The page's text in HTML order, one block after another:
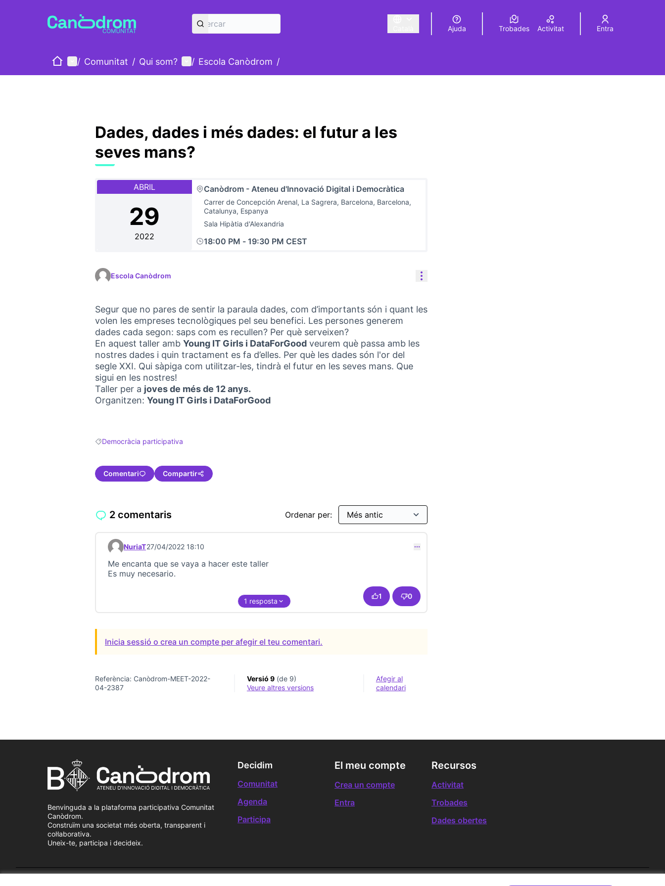
Triar la llengua Elegir el idioma Choose language
Ajuda Trobades Activitat Entra
IniciMenú principal
/ Comunitat / Qui som? Menú d'usuari
/ Escola Canòdrom /
Dades, dades i més dades: el futur a les
seves mans?
ABRIL
29
2022
Canòdrom - Ateneu d'Innovació Digital i Democràtica
Carrer de Concepción Arenal, La Sagrera, Barcelona, Barcelona,
Catalunya, Espanya
Sala Hipàtia d'Alexandria
18:00 PM - 19:30 PM CEST
Escola Canòdrom Controls de recursos
Segur que no pares de sentir la paraula dades, com d’importants són i quant les
volen les empreses tecnològiques pel seu benefici. Les persones generem
dades cada segon: saps com es recullen? Per què serveixen?
En aquest taller amb Young IT Girls i DataForGood veurem què passa amb les
nostres dades i quin tractament es fa d’elles. Per què les dades són l'or del
segle XXI. Qui sàpiga com utilitzar-les, tindrà el futur en les seves mans. Que
sigui en les nostres!
Taller per a joves de més de 12 anys.
Organitzen: Young IT Girls i DataForGood
Resultats en filtrar per: Democràcia participativa
Democràcia participativa
Comentari Compartir
2 comentaris Ordenar per:
Comentari 22920
NuriaT27/04/2022 18:10
Me encanta que se vaya a hacer este taller
Es muy necesario.
1 0
1 resposta
Inicia sessió o crea un compte per afegir el teu comentari.
Referència: Canòdrom-MEET-2022-
04-2387
Versió 9(de 9)
veure altres versions
Afegir al
calendari
Benvinguda a la plataforma participativa Comunitat
Canòdrom.
Construïm una societat més oberta, transparent i
col·laborativa.
Uneix-te, participa i decideix.
Decidim
Comunitat
Agenda
Participa
El meu compte
Crea un compte
Entra
Recursos
Activitat
Trobades
Dades obertes